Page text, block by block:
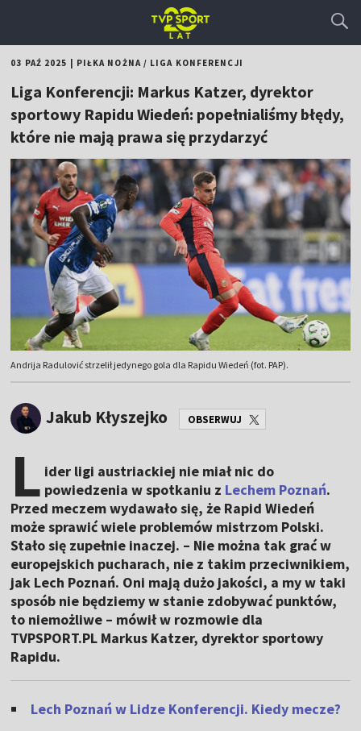
03 PAŹ 2025 PIŁKA NOŻNA/ LIGA KONFERENCJI
Liga Konferencji: Markus Katzer, dyrektor
sportowy Rapidu Wiedeń: popełnialiśmy błędy,
które nie mają prawa się przydarzyć
Andrija Radulović strzelił jedynego gola dla Rapidu Wiedeń (fot. PAP).
Jakub Kłyszejko OBSERWUJ
L ider ligi austriackiej nie miał nic do
powiedzenia w spotkaniu z Lechem Poznań.
Przed meczem wydawało się, że Rapid Wiedeń
może sprawić wiele problemów mistrzom Polski.
Stało się zupełnie inaczej. – Nie można tak grać w
europejskich pucharach, nie z takim przeciwnikiem,
jak Lech Poznań. Oni mają dużo jakości, a my w taki
sposób nie będziemy w stanie zdobywać punktów,
to niemożliwe – mówił w rozmowie dla
TVPSPORT.PL Markus Katzer, dyrektor sportowy
Rapidu.
Lech Poznań w Lidze Konferencji. Kiedy mecze?